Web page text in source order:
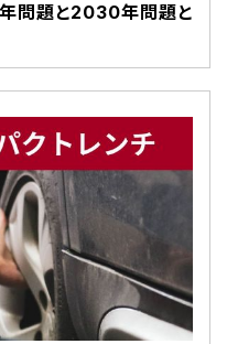
問題と2030年問題と